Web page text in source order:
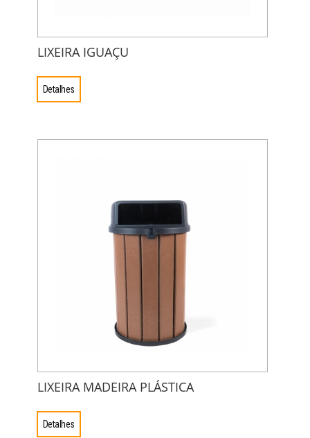
LIXEIRA IGUAÇU
Detalhes
LIXEIRA MADEIRA PLÁSTICA
Detalhes